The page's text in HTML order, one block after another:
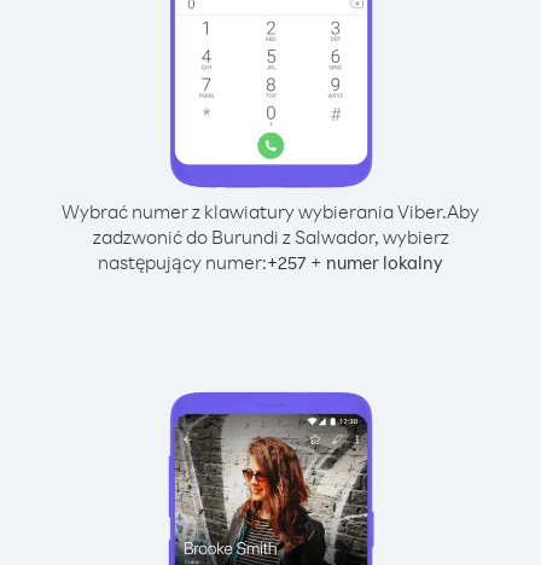
Wybrać numer z klawiatury wybierania Viber.Aby
zadzwonić do Burundi z Salwador, wybierz
następujący numer:+257 + numer lokalny